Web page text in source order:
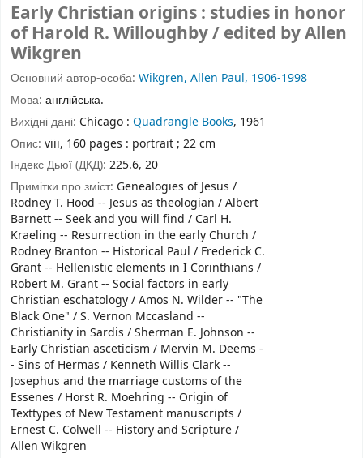
Early Christian origins : studies in honor
of Harold R. Willoughby / edited by Allen
Wikgren
Основний автор-особа: Wikgren, Allen Paul, 1906-1998
Мова: англійська.
Вихідні дані: Chicago : Quadrangle Books, 1961
Опис: viii, 160 pages : portrait ; 22 cm
Індекс Дьюї (ДКД): 225.6, 20
Примітки про зміст: Genealogies of Jesus /
Rodney T. Hood -- Jesus as theologian / Albert
Barnett -- Seek and you will find / Carl H.
Kraeling -- Resurrection in the early Church /
Rodney Branton -- Historical Paul / Frederick C.
Grant -- Hellenistic elements in I Corinthians /
Robert M. Grant -- Social factors in early
Christian eschatology / Amos N. Wilder -- "The
Black One" / S. Vernon Mccasland --
Christianity in Sardis / Sherman E. Johnson --
Early Christian asceticism / Mervin M. Deems -
- Sins of Hermas / Kenneth Willis Clark --
Josephus and the marriage customs of the
Essenes / Horst R. Moehring -- Origin of
Texttypes of New Testament manuscripts /
Ernest C. Colwell -- History and Scripture /
Allen Wikgren